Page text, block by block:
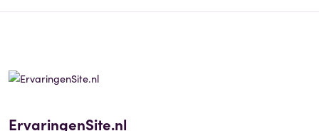
ErvaringenSite.nl